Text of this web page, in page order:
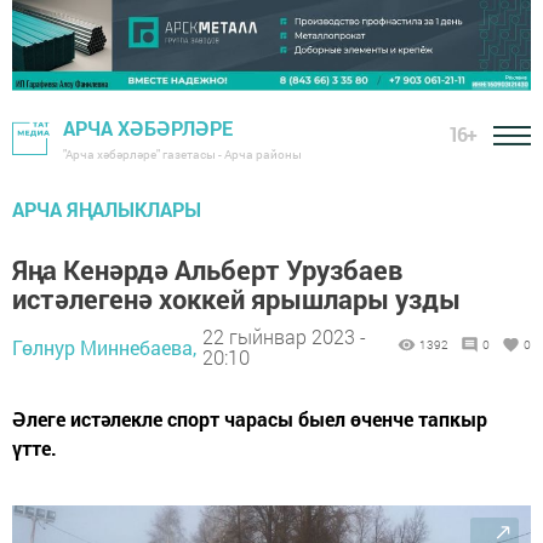
АРЧА ХӘБӘРЛӘРЕ
"Арча хәбәрләре" газетасы - Арча районы
16+
АРЧА ЯҢАЛЫКЛАРЫ
Яңа Кенәрдә Альберт Урузбаев
истәлегенә хоккей ярышлары узды
Гөлнур Миннебаева, 22 гыйнвар 2023 -
20:10
1392 0 0
Әлеге истәлекле спорт чарасы быел өченче тапкыр
үтте.